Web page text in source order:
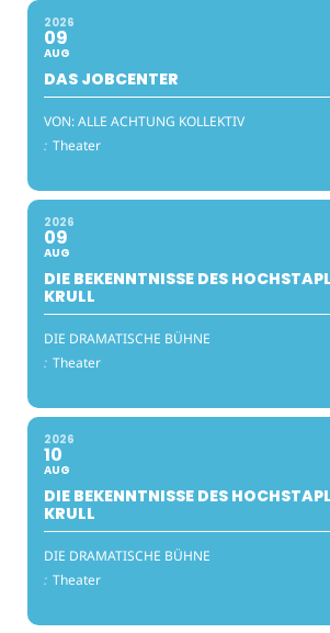
2026
09
AUG
DAS JOBCENTER
VON: ALLE ACHTUNG KOLLEKTIV
: Theater
2026
09
AUG
DIE BEKENNTNISSE DES
KRULL
DIE DRAMATISCHE BÜHNE
: Theater
2026
10
AUG
DIE BEKENNTNISSE DES
KRULL
DIE DRAMATISCHE BÜHNE
: Theater